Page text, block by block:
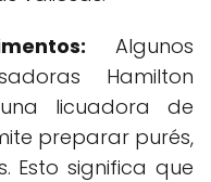
Algunos
Hamilton
licuadora de
preparar purés,
Esto significa que